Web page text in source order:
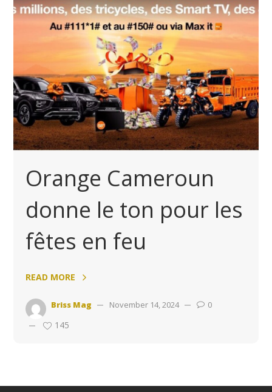
Orange Cameroun
donne le ton pour les
fêtes en feu
READ MORE
Briss Mag November 14, 2024 0
145